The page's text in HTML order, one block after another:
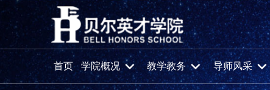
首页 学院概况 教学教务 导师风采